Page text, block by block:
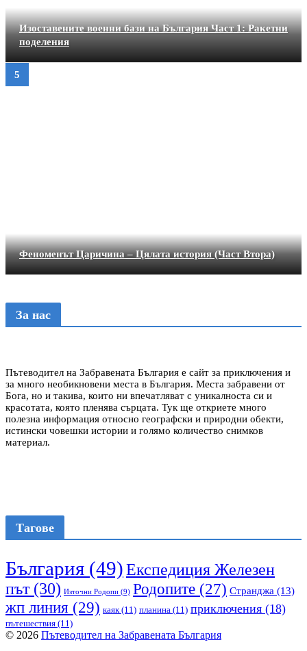
Изоставените военни бази на България Част 1: Ракетни
поделения
Феноменът Царичина – Цялата история (Част Втора)
За нас
Пътеводител на Забравената България е сайт за приключения и
за много необикновени места в България. Места забравени от
Бога, но и такива, които ни впечатляват с уникалноста си и
красотата, която пленява сърцата. Тук ще откриете много
полезна информация относно географски и природни обекти,
истински човешки истории и голямо количество снимков
материал.
Тагове
България (49)Експедиция Железен
път(30) Източни Родопи (9) Родопите (27) Странджа (13)
жп линия (29) каяк (11) планина (11) приключения (18)
пътешествия (11)
© 2026 Пътеводител на Забравената България